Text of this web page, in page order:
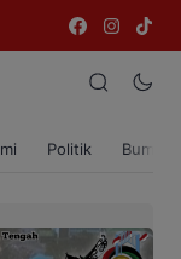
Politik Bumi